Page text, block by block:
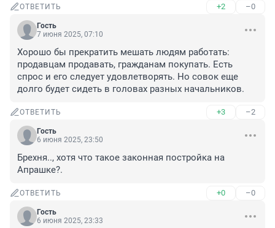
ОТВЕТИТЬ +2 –0
Гость
7 июня 2025, 07:10
Хорошо бы прекратить мешать людям работать:
продавцам продавать, гражданам покупать. Есть
спрос и его следует удовлетворять. Но совок еще
долго будет сидеть в головах разных начальников.
ОТВЕТИТЬ +3 –2
Гость
6 июня 2025, 23:50
Брехня.., хотя что такое законная постройка на
Апрашке?.
ОТВЕТИТЬ +0 –0
Гость
6 июня 2025, 23:33